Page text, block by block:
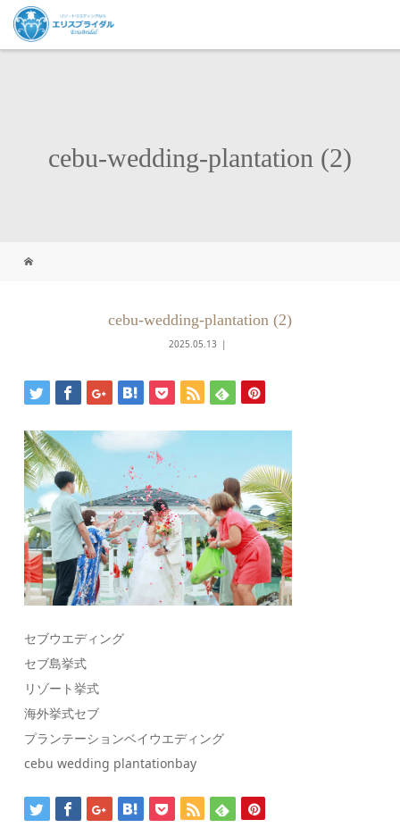
cebu-wedding-plantation (2)
cebu-wedding-plantation (2)
2025.05.13
セブウエディング
セブ島挙式
リゾート挙式
海外挙式セブ
プランテーションベイウエディング
cebu wedding plantationbay